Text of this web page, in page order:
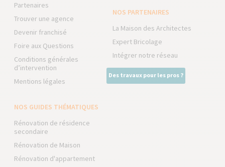
Partenaires
Trouver une agence
Devenir franchisé
Foire aux Questions
Conditions générales
d’intervention
Mentions légales
NOS PARTENAIRES
La Maison des Architectes
Expert Bricolage
Intégrer notre réseau
Des travaux pour les pros ?
NOS GUIDES THÉMATIQUES
Rénovation de résidence
secondaire
Rénovation de Maison
Rénovation d'appartement